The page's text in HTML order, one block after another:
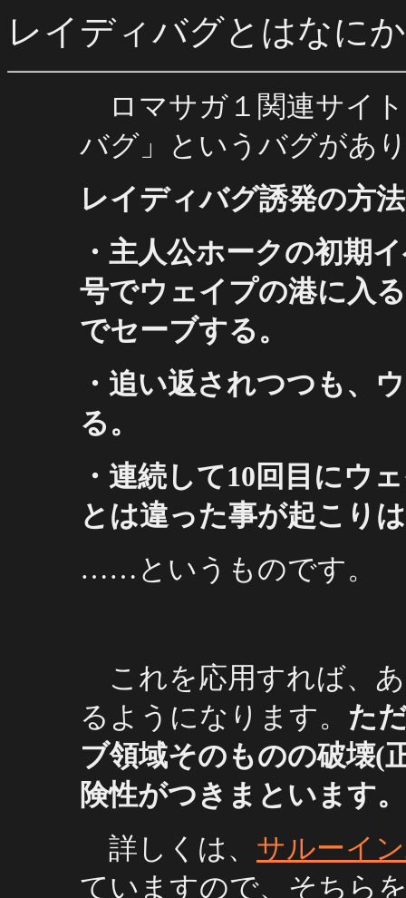
レイディバグとはなにか
ロマサガ１関連サイ
バグ」というバグがあ
レイディバグ誘発の方法
・主人公ホークの初期
号でウェイプの港に入
でセーブする。
・追い返されつつも、
る。
・連続して10回目にウ
とは違った事が起こり
……というものです。
これを応用すれば、
るようになります。 た
ブ領域そのものの破壊(
険性がつきまといます。
詳しくは、 サルーイ
ていますので、そちら